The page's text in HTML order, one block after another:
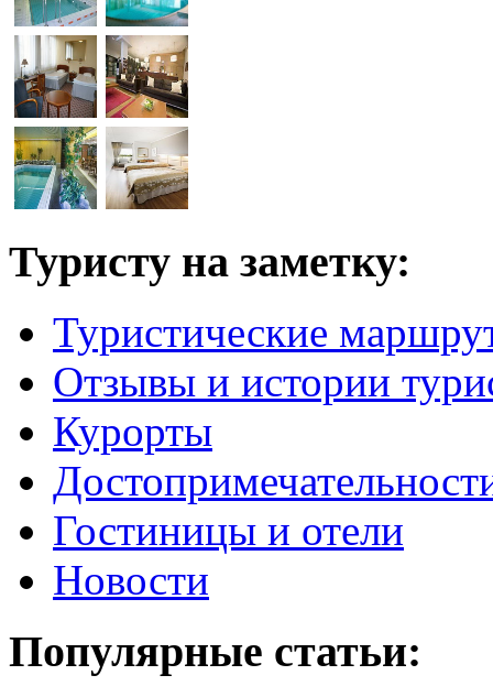
Туристу на заметку:
Туристические
Отзывы и истории
Курорты
Гостиницы и отели
Новости
Популярные статьи: